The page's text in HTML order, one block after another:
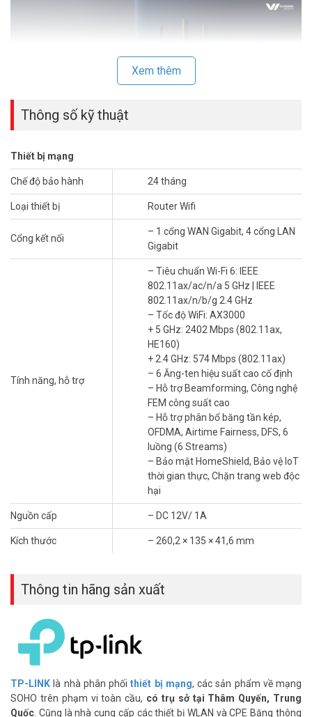
Thông số kỹ thuật Router WiFi 6 Gigabit
AX3000 TP-LINK Archer AX56
– Tiêu chuẩn Wi-Fi 6: IEEE 802.11ax/ac/n/a 5 GHz | IEEE
802.11ax/n/b/g 2.4 GHz
+ 5 GHz: 2402 Mbps (802.11ax, HE160)
– 6 Ăng-ten hiệu suất cao cố định
– Hỗ trợ Beamforming, Công nghệ FEM công suất cao
– Hỗ trợ phân bổ băng tần kép, OFDMA, Airtime Fairness, DFS, 6
– Bảo mật HomeShield, Bảo vệ IoT thời gian thực, Chặn trang web
– Cổng Ethernet: 1 cổng WAN Gigabit, 4 cổng LAN Gigabit
– Kích thước: 260,2 × 135 × 41,6 mm
– Trọn bộ gồm: Hướng dẫn cài đặt nhanh Bộ định tuyến không dây
Archer AX56 + Bộ chuyển đổi nguồn + Cáp Ethernet RJ45
– Bảo hành: 24 tháng
HỎI ĐÁP THƯỜNG GẶP – FAQ
AX56 có 6 ăng ten và 6 luồng dữ liệu, nhiều hơn AX53HP chỉ có 4
ăng ten. AX56 thêm tính năng bảo mật HomeShield bảo vệ IoT thời
mà AX56 không đề cập.
HomeShield trên AX56 bảo vệ thiết bị IoT như
HomeShield quét và phát hiện các mối đe dọa từ thiết bị IoT trong
mạng nhà. Camera, bóng đèn thông minh, loa thông minh đều
Xem thêm
Thông số kỹ thuật
Thiết bị mạng
Chế độ bảo hành 24 tháng
Loại thiết bị Router Wifi
Cổng kết nối
– 1 cổng WAN Gigabit, 4 cổng LAN
Gigabit
Tính năng, hỗ trợ
– Tiêu chuẩn Wi-Fi 6: IEEE
802.11ax/ac/n/a 5 GHz | IEEE
802.11ax/n/b/g 2.4 GHz
– Tốc độ WiFi: AX3000
+ 5 GHz: 2402 Mbps (802.11ax,
HE160)
+ 2.4 GHz: 574 Mbps (802.11ax)
– 6 Ăng-ten hiệu suất cao cố định
– Hỗ trợ Beamforming, Công nghệ
FEM công suất cao
– Hỗ trợ phân bổ băng tần kép,
OFDMA, Airtime Fairness, DFS, 6
luồng (6 Streams)
– Bảo mật HomeShield, Bảo vệ IoT
thời gian thực, Chặn trang web độc
hại
Nguồn cấp – DC 12V/ 1A
Kích thước – 260,2 × 135 × 41,6 mm
Thông tin hãng sản xuất
TP-LINK là nhà phân phốithiết bị mạng, các sản phẩm về mạng
SOHO trên phạm vi toàn cầu, có trụ sở tại Thâm Quyến, Trung
Quốc . Cũng là nhà cung cấp các thiết bị WLAN và CPE Băng thông